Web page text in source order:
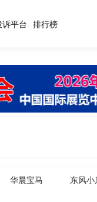
诉平台 排行榜
华晨宝马 东风小